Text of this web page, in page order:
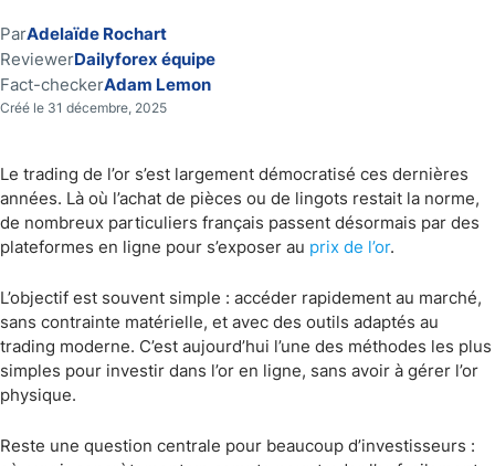
ParAdelaïde Rochart
ReviewerDailyforex équipe
Fact-checkerAdam Lemon
Créé le 31 décembre, 2025
Le trading de l’or s’est largement démocratisé ces dernières
années. Là où l’achat de pièces ou de lingots restait la norme,
de nombreux particuliers français passent désormais par des
plateformes en ligne pour s’exposer au prix de l’or.
L’objectif est souvent simple : accéder rapidement au marché,
sans contrainte matérielle, et avec des outils adaptés au
trading moderne. C’est aujourd’hui l’une des méthodes les plus
simples pour investir dans l’or en ligne, sans avoir à gérer l’or
physique.
Reste une question centrale pour beaucoup d’investisseurs :